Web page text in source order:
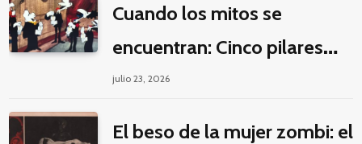
Cuando los mitos se
encuentran: Cinco pilares
éticos para una fantasía
julio 23, 2026
El beso de la mujer zombi: el